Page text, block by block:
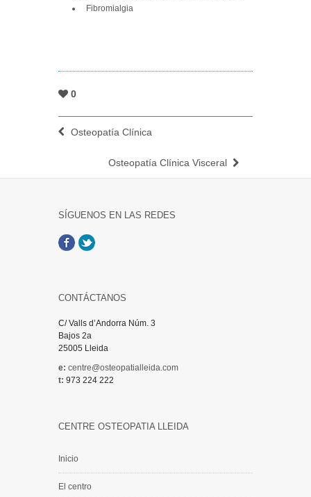
Fibromialgia
0
Osteopatía Clínica
Osteopatía Clínica Visceral
SÍGUENOS EN LAS REDES
Facebook
CONTÁCTANOS
C/ Valls d’Andorra Núm. 3
Bajos 2a
25005 Lleida
e: centre@osteopatialleida.com
t: 973 224 222
CENTRE OSTEOPATIA LLEIDA
Inicio
El centro